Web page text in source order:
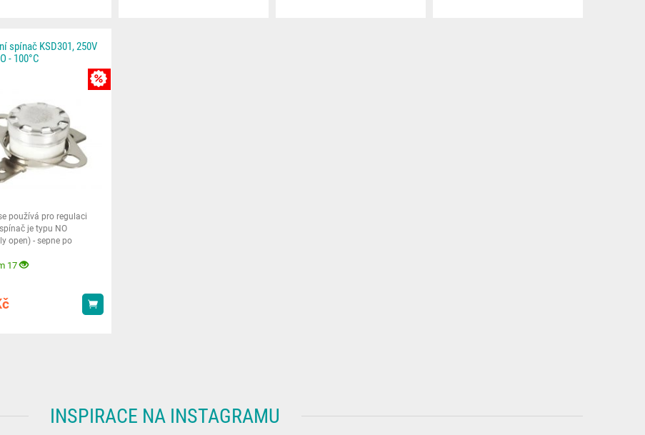
spínač KSD301, 250V
- 100°C
používá pro regulaci
je typu NO
open) - sepne po
17
Koupit
INSPIRACE NA INSTAGRAMU